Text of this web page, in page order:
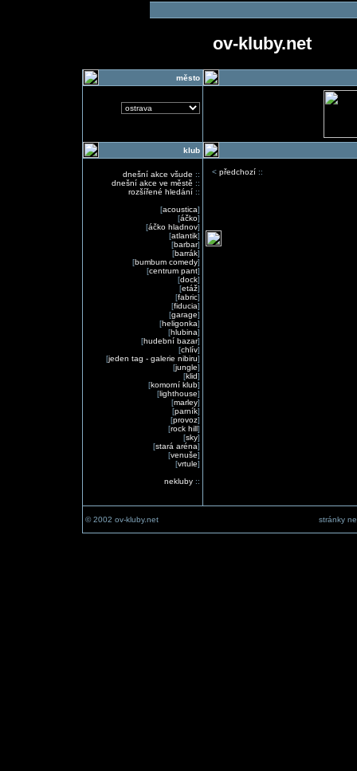
ov-kluby.net
město
klub
dnešní akce všude ::
dnešní akce ve městě ::
rozšířené hledání::
[acoustica]
[áčko]
[áčko hladnov]
[atlantik]
[barbar]
[barrák]
[bumbum comedy]
[centrum pant]
[dock]
[etáž]
[fabric]
[fiducia]
[garage]
[heligonka]
[hlubina]
[hudební bazar]
[chlív]
[jeden tag - galerie nibiru]
[jungle]
[klid]
[komorní klub]
[lighthouse]
[marley]
[parník]
[provoz]
[rock hill]
[sky]
[stará aréna]
[venuše]
[vrtule]
nekluby::
< předchozí::
© 2002 ov-kluby.net stránky